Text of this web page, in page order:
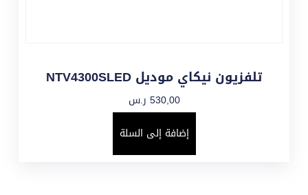
تلفزيون نيكاي موديل NTV4300SLED
530,00 ر.س
إضافة إلى السلة